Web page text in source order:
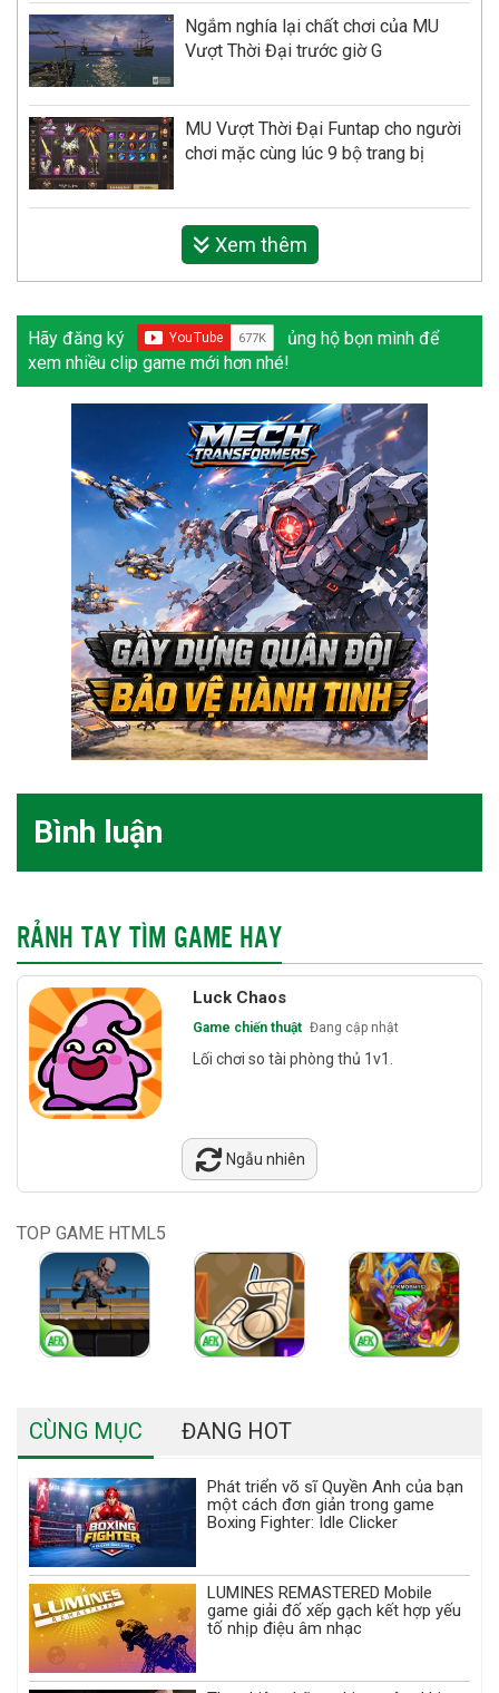
Ngắm nghía lại chất chơi của MU
Vượt Thời Đại trước giờ G
MU Vượt Thời Đại Funtap cho người
chơi mặc cùng lúc 9 bộ trang bị
Xem thêm
Hãy đăng ký
ủng hộ bọn mình để
xem nhiều clip game mới hơn nhé!
Bình luận
RẢNH TAY TÌM GAME HAY
Luck Chaos
Game chiến thuật Đang cập nhật
Lối chơi so tài phòng thủ 1v1.
Ngẫu nhiên
TOP GAME HTML5
CÙNG MỤC ĐANG HOT
Phát triển võ sĩ Quyền Anh của bạn
một cách đơn giản trong game
Boxing Fighter: Idle Clicker
LUMINES REMASTERED Mobile
game giải đố xếp gạch kết hợp yếu
tố nhịp điệu âm nhạc